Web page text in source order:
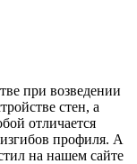
при возведении
стен, а
отличается
профиля. А
на нашем сайте